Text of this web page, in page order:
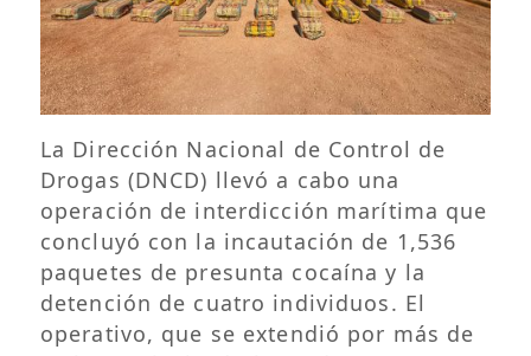
La Dirección Nacional de Control de
Drogas (DNCD) llevó a cabo una
operación de interdicción marítima que
concluyó con la incautación de 1,536
paquetes de presunta cocaína y la
detención de cuatro individuos. El
operativo, que se extendió por más de